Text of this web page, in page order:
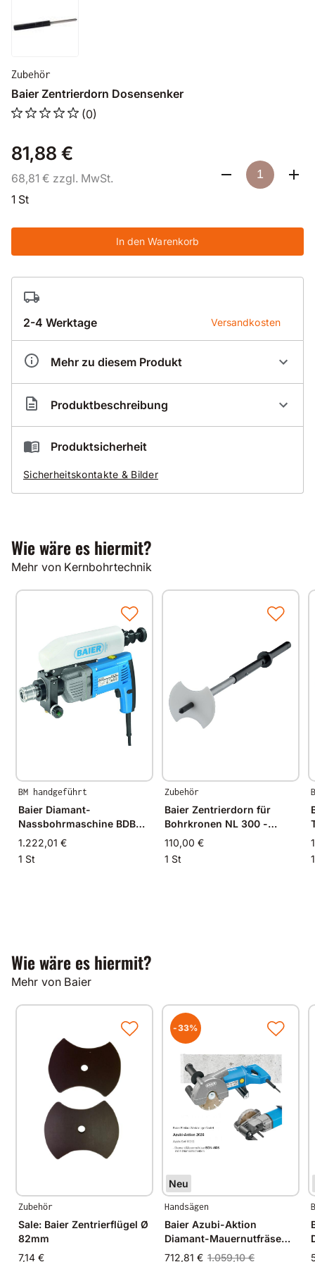
Zubehör
Baier Zentrierdorn Dosensenker
(0)
81,88 €
68,81 € zzgl. MwSt.
1 St
In den Warenkorb
2-4 Werktage Versandkosten
Mehr zu diesem Produkt
Artikelnummer BA400001
Produktbeschreibung
Zentrierdorn zum Dosensenken 1 1/4 Zoll
Einsatzbereich für die Type
Gewicht 0,24 kg
Produktsicherheit
Sicherheitskontakte & Bilder
Wie wäre es hiermit?
Mehr von Kernbohrtechnik
BM handgeführt
Baier Diamant-
Nassbohrmaschine BDB
802
1.222,01 €
1 St
Zubehör
Baier Zentrierdorn für
Bohrkronen NL 300 -
450mm
110,00 €
1 St
Wie wäre es hiermit?
Mehr von Baier
Zubehör
Sale: Baier Zentrierflügel Ø
82mm
7,14 €
Neu
-33%
Handsägen
Baier Azubi-Aktion
Diamant-Mauernutfräse
BDN 453S
712,81 € 1.059,10 €